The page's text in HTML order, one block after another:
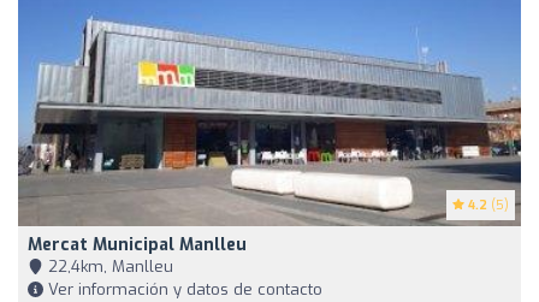
4.2 (5)
Mercat Municipal Manlleu
22,4km, Manlleu
Ver información y datos de contacto